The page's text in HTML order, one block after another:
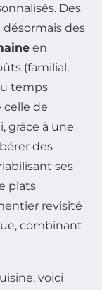
Des
des
en
(familial,
temps
celle de
grâce à une
des
ses
plats
revisité
combinant
voici